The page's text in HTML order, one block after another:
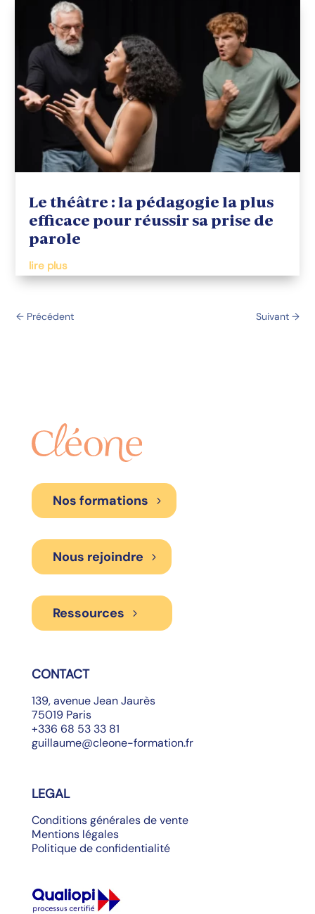
Le théâtre : la pédagogie la plus
efficace pour réussir sa prise de
parole
lire plus
← Précédent Suivant→
Nos formations
Nous rejoindre
Ressources
CONTACT
139, avenue Jean Jaurès
75019 Paris
+336 68 53 33 81
guillaume@cleone-formation.fr
LEGAL
Conditions générales de vente
Mentions légales
Politique de confidentialité